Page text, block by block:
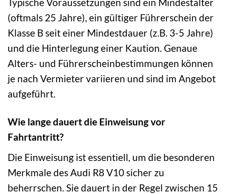
Typische Voraussetzungen sind ein Mindestalter
(oftmals 25 Jahre), ein gültiger Führerschein der
Klasse B seit einer Mindestdauer (z.B. 3-5 Jahre)
und die Hinterlegung einer Kaution. Genaue
Alters- und Führerscheinbestimmungen können
je nach Vermieter variieren und sind im Angebot
aufgeführt.
Wie lange dauert die Einweisung vor
Fahrtantritt?
Die Einweisung ist essentiell, um die besonderen
Merkmale des Audi R8 V10 sicher zu
beherrschen. Sie dauert in der Regel zwischen 15